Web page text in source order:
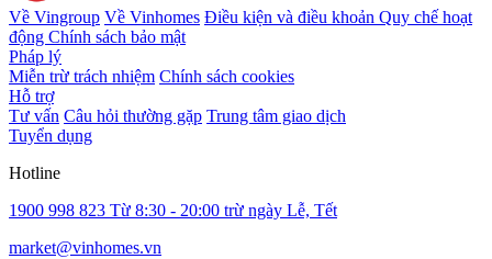
Về Vingroup Về Vinhomes Điều kiện và điều khoản Quy chế hoạt
động Chính sách bảo mật
Pháp lý
Miễn trừ trách nhiệm Chính sách cookies
Hỗ trợ
Tư vấn Câu hỏi thường gặp Trung tâm giao dịch
Tuyển dụng
Hotline
1900 998 823 Từ 8:30 - 20:00 trừ ngày Lễ, Tết
market@vinhomes.vn